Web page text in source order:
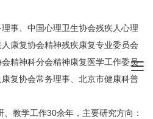
事、中国心理卫生协会残疾人心理
康复协会精神残疾康复专业委员会
精神科分会精神康复医学工作委员
复协会常务理事、北京市健康科普
学工作30余年，主要研究方向：